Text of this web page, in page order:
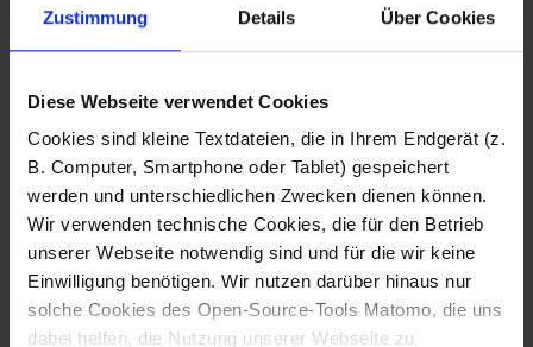
Zustimmung Details Über Cookies
Diese Webseite verwendet Cookies
Cookies sind kleine Textdateien, die in Ihrem Endgerät (z.
B. Computer, Smartphone oder Tablet) gespeichert
werden und unterschiedlichen Zwecken dienen können.
Wir verwenden technische Cookies, die für den Betrieb
unserer Webseite notwendig sind und für die wir keine
Einwilligung benötigen. Wir nutzen darüber hinaus nur
solche Cookies des Open-Source-Tools Matomo, die uns
dabei helfen, die Nutzung unserer Webseite zu
Fotografo: Lorenz
Sternbach
Download
Fotografo: Lorenz
Sternbach
Download